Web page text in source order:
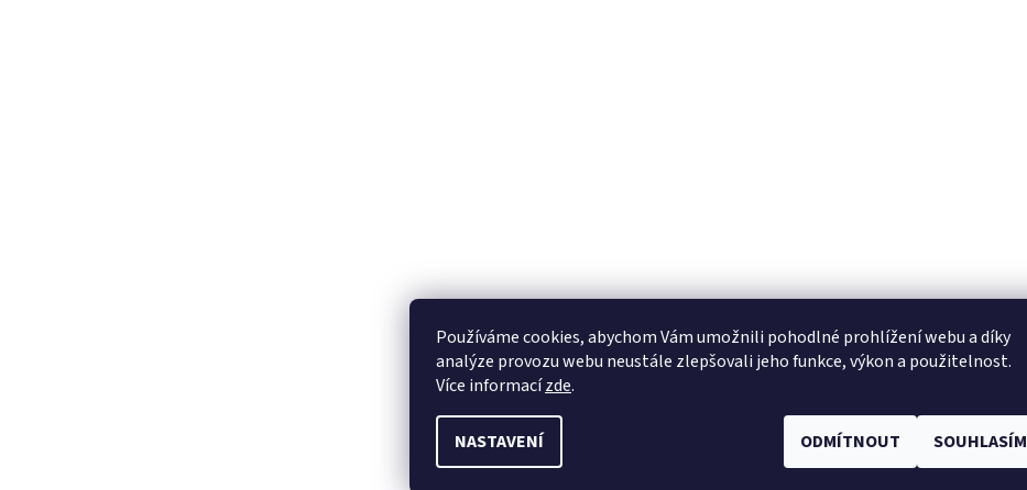
Používáme cookies, abychom Vám umožnili pohodlné prohlížení webu a díky
analýze provozu webu neustále zlepšovali jeho funkce, výkon a použitelnost.
Více informacízde.
NASTAVENÍ ODMÍTNOUT SOUHLASÍM